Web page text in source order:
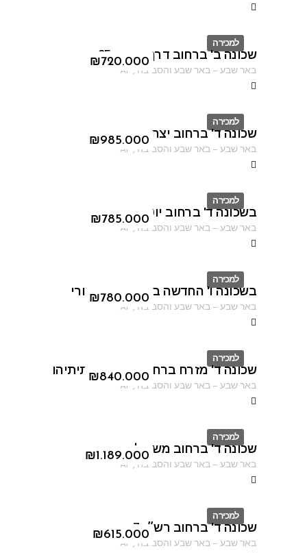
למכירה
ID
₪720.000
שכונה ב' ברחוב דרך מצדה 95
באר שבע–באר שבע והסביבה ,
AF
למכירה
ID
₪985.000
שכונה ד' ברחוב יצחק אבינו
באר שבע–באר שבע והסביבה ,
AF
למכירה
ID
₪785.000
בשכונה ד' ברחוב יוטבתה
באר שבע–באר שבע והסביבה ,
AF
למכירה
ID
₪780.000
בשכונה ו' החדשה ברחוב יעקב דורי
באר שבע–באר שבע והסביבה ,
AF
למכירה
ID
₪840.000
שכונה ד' מזרח ברחוב יוסף בן מתיתיהו
באר שבע–באר שבע והסביבה ,
AF
למכירה
ID
₪1.189.000
שכונה ד' ברחוב משעול סוכות
באר שבע–באר שבע והסביבה ,
AF
למכירה
ID
₪615.000
שכונה ד' ברחוב רש״י 7
באר שבע–באר שבע והסביבה ,
AF